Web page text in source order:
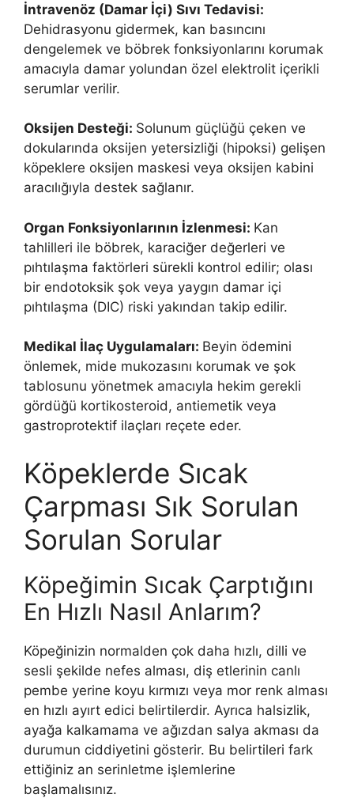
İntravenöz (Damar İçi) Sıvı Tedavisi:
Dehidrasyonu gidermek, kan basıncını
dengelemek ve böbrek fonksiyonlarını korumak
amacıyla damar yolundan özel elektrolit içerikli
serumlar verilir.
Oksijen Desteği: Solunum güçlüğü çeken ve
dokularında oksijen yetersizliği (hipoksi) gelişen
köpeklere oksijen maskesi veya oksijen kabini
aracılığıyla destek sağlanır.
Organ Fonksiyonlarının İzlenmesi: Kan
tahlilleri ile böbrek, karaciğer değerleri ve
pıhtılaşma faktörleri sürekli kontrol edilir; olası
bir endotoksik şok veya yaygın damar içi
pıhtılaşma (DIC) riski yakından takip edilir.
Medikal İlaç Uygulamaları: Beyin ödemini
önlemek, mide mukozasını korumak ve şok
tablosunu yönetmek amacıyla hekim gerekli
gördüğü kortikosteroid, antiemetik veya
gastroprotektif ilaçları reçete eder.
Köpeklerde Sıcak
Çarpması Sık Sorulan
Sorulan Sorular
Köpeğimin Sıcak Çarptığını
En Hızlı Nasıl Anlarım?
Köpeğinizin normalden çok daha hızlı, dilli ve
sesli şekilde nefes alması, diş etlerinin canlı
pembe yerine koyu kırmızı veya mor renk alması
en hızlı ayırt edici belirtilerdir. Ayrıca halsizlik,
ayağa kalkamama ve ağızdan salya akması da
durumun ciddiyetini gösterir. Bu belirtileri fark
ettiğiniz an serinletme işlemlerine
başlamalısınız.